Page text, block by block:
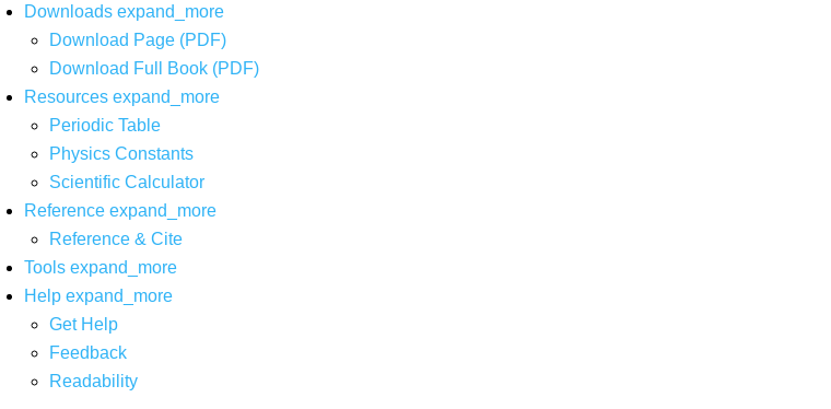
Downloads expand_more
Download Page (PDF)
Download Full Book (PDF)
Resources expand_more
Periodic Table
Physics Constants
Scientific Calculator
Reference expand_more
Reference & Cite
Tools expand_more
Help expand_more
Get Help
Feedback
Readability